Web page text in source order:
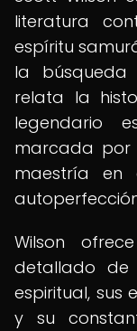
literatura
espíritu
la búsqueda
relata la
legendario
marcada por
maestría
Wilson
detallado de
espiritual, sus
y su